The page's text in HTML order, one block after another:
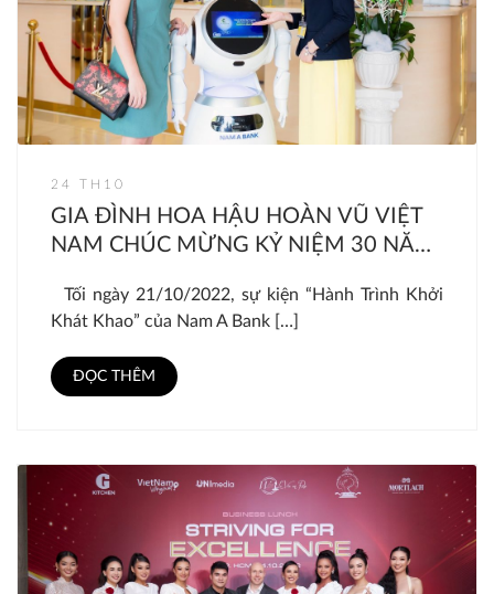
24 TH10
GIA ĐÌNH HOA HẬU HOÀN VŨ VIỆT
NAM CHÚC MỪNG KỶ NIỆM 30 NĂM
Tối ngày 21/10/2022, sự kiện “Hành Trình Khởi
Khát Khao” của Nam A Bank […]
ĐỌC THÊM